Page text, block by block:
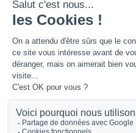
SUIVEZ GERANT DE SARL
Twitter
Facebook